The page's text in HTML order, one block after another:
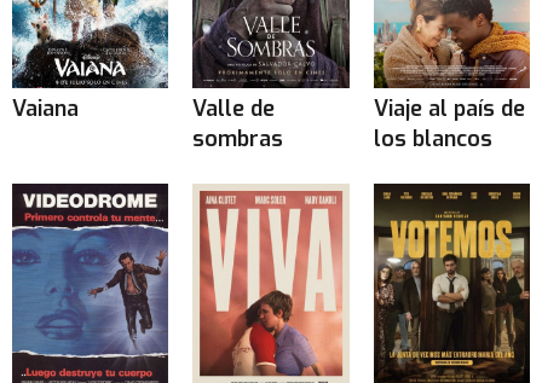
Vaiana
Valle de
sombras
Viaje al país de
los blancos